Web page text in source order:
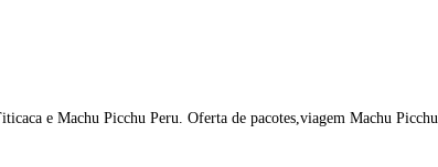
e Machu Picchu Peru. Oferta de pacotes,viagem Machu Picchu.